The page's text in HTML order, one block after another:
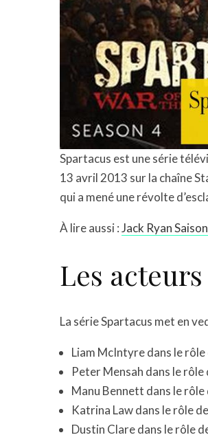
Spartacus est une série
13 avril 2013 sur la chaîne
qui a mené une révolte
À lire aussi :Jack Ryan
Les
La série Spartacus met en
Liam McIntyre dans le rôle
Peter Mensah dans le rôle
Manu Bennett dans le rôle
Katrina Law dans le rôle
Dustin Clare dans le rôle